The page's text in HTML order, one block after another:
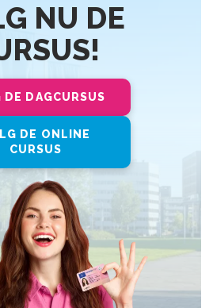
NU DE
DE DAGCURSUS
DE ONLINE
CURSUS